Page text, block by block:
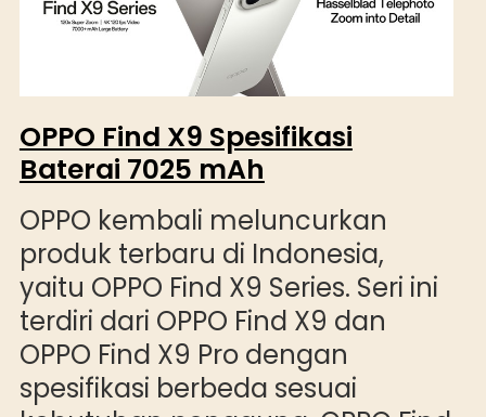
OPPO Find X9 Spesifikasi
Baterai 7025 mAh
OPPO kembali meluncurkan
produk terbaru di Indonesia,
yaitu OPPO Find X9 Series. Seri ini
terdiri dari OPPO Find X9 dan
OPPO Find X9 Pro dengan
spesifikasi berbeda sesuai